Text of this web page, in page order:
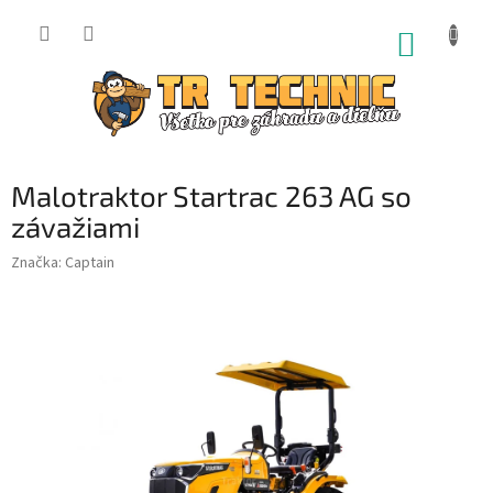
Malotraktor Startrac 263 AG so
závažiami
Značka: Captain